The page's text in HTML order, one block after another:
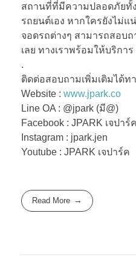
สถานที่ที่มีความปลอดภัยทั้
รถยนต์เอง หากใครยังไม่
จอดรถต่างๆ สามารถสอบถ
เลย ทางเราพร้อมให้บริการ
.
ติดต่อสอบถามเพิ่มเติมได้ท
Website : www.jpark.co
Line OA : @jpark (มี@)
Facebook : JPARK เจปาร์ค
Instagram : jpark.jen
Youtube : JPARK เจปาร์ค
Read More